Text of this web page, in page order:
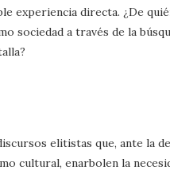
experiencia directa. ¿De
sociedad a través de la
elitistas que, ante la
cultural, enarbolen la